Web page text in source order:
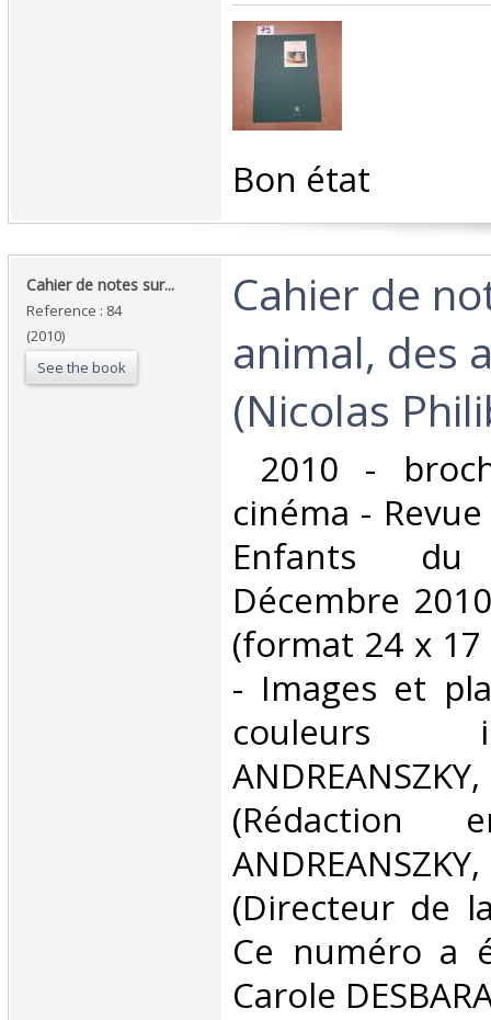
‎Bon état ‎
‎Cahier de notes sur... ‎
Reference : 84
(2010)
See the book
‎Cahier de
animal, des
(Nicolas
2010 -
cinéma -
Enfants
Décembre
(format 24 x 17
- Images et
couleurs
(Directeur de
Ce numéro a
Carole